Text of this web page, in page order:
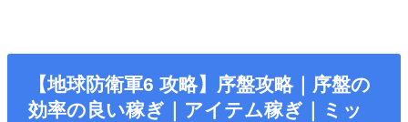
【地球防衛軍6 攻略】序盤攻略｜序盤の
効率の良い稼ぎ｜アイテム稼ぎ｜ミッ